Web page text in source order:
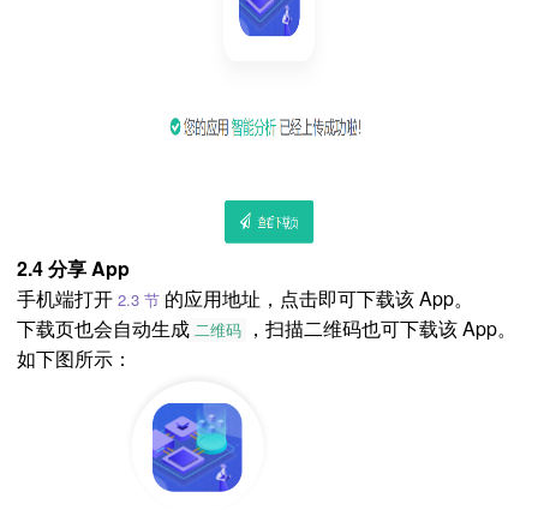
2.4 分享 App
手机端打开 2.3 节 的应用地址，点击即可下载该 App。
下载页也会自动生成 二维码 ，扫描二维码也可下载该 App。
如下图所示：